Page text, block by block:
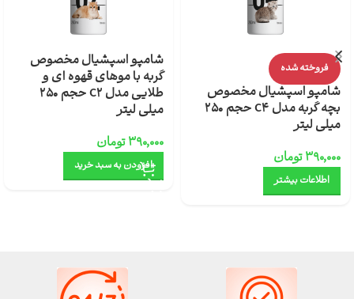
فروخته شده
شامپو اسپشیال مخصوص
بچه گربه مدل C4 حجم 250
میلی لیتر
۳۹۰,۰۰۰تومان
اطلاعات بیشتر
شامپو اسپشیال مخصوص
گربه با موهای قهوه ای و
طلایی مدل C2 حجم 250
میلی لیتر
۳۹۰,۰۰۰تومان
افزودن به سبد خرید